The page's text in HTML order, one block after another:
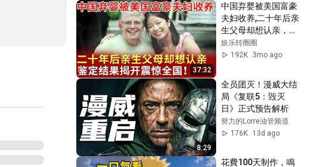
37:32
中国弃婴被美国富豪
夫妇收养,二十年后亲
生父母却想认亲，鉴
定结果揭开震惊全
国！【寻情记忆】
娱乐转圈圈
192K
3mo ago
8:29
全员团灭！漫威大结
局《复联5：毁灭
日》正式预告解析
努力的Lorre油管频道
176K
13d ago
花費100天制作，鳴